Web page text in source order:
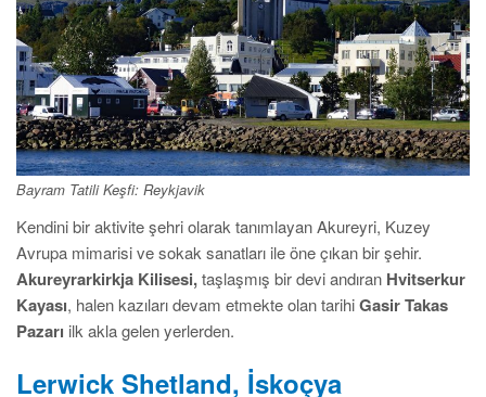
Bayram Tatili Keşfi: Reykjavik
Kendini bir aktivite şehri olarak tanımlayan Akureyri, Kuzey
Avrupa mimarisi ve sokak sanatları ile öne çıkan bir şehir.
Akureyrarkirkja Kilisesi,taşlaşmış bir devi andıran Hvitserkur
Kayası, halen kazıları devam etmekte olan tarihiGasir Takas
Pazarı ilk akla gelen yerlerden.
Lerwick Shetland, İskoçya